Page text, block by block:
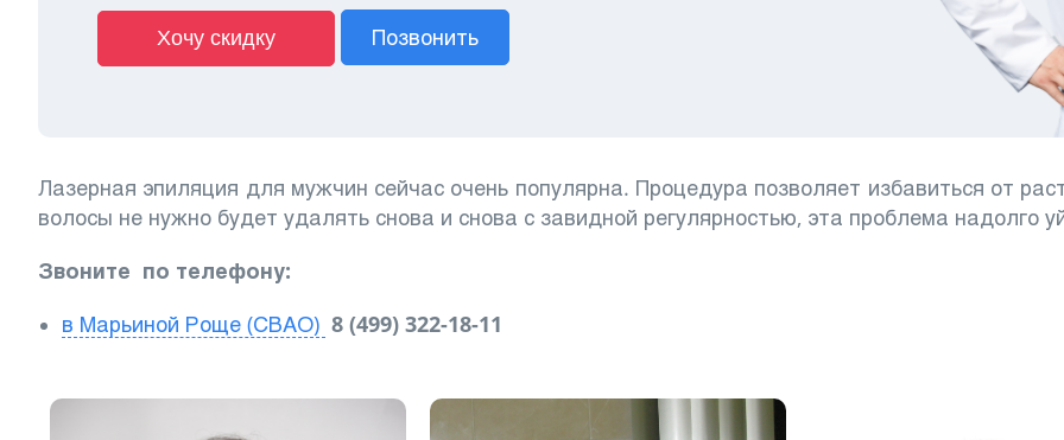
Хочу скидку Позвонить
Лазерная эпиляция для мужчин сейчас очень популярна. Процедура позволяет избавиться от
волосы не нужно будет удалять снова и снова с завидной регулярностью, эта проблема надолго
Звоните по телефону:
в Марьиной Роще (СВАО) 8 (499) 322-18-11